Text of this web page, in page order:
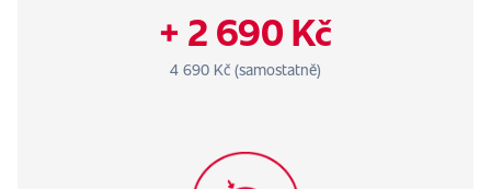
+ 2 690 Kč
4 690 Kč (samostatně)